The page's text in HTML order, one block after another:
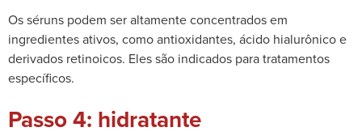
Os séruns podem ser altamente concentrados em
ingredientes ativos, como antioxidantes, ácido hialurônico e
derivados retinoicos. Eles são indicados para tratamentos
específicos.
Passo 4: hidratante